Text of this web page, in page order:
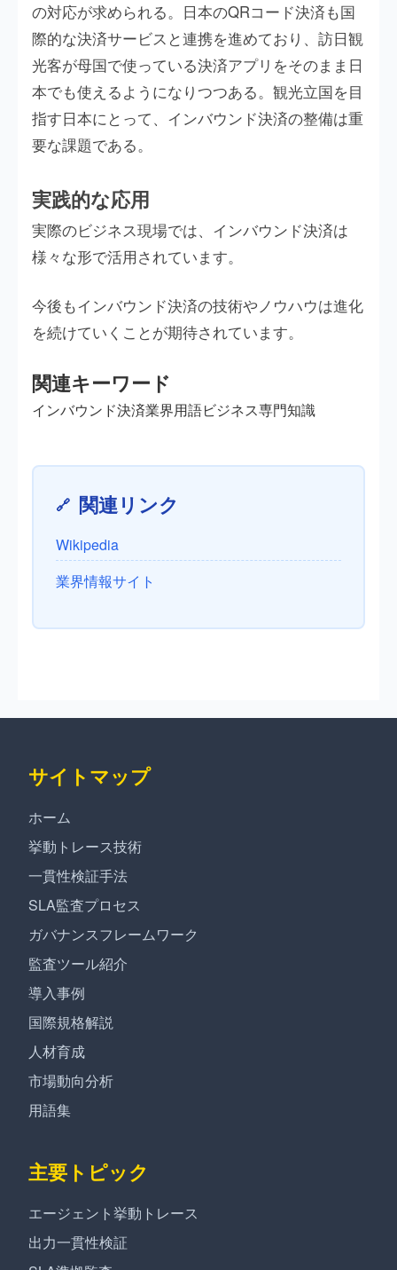
の対応が求められる。日本のQRコード決済も国
際的な決済サービスと連携を進めており、訪日観
光客が母国で使っている決済アプリをそのまま日
本でも使えるようになりつつある。観光立国を目
指す日本にとって、インバウンド決済の整備は重
要な課題である。
実践的な応用
実際のビジネス現場では、インバウンド決済は
様々な形で活用されています。
今後もインバウンド決済の技術やノウハウは進化
を続けていくことが期待されています。
関連キーワード
インバウンド決済業界用語ビジネス専門知識
関連リンク
Wikipedia
業界情報サイト
サイトマップ
ホーム
挙動トレース技術
一貫性検証手法
SLA監査プロセス
ガバナンスフレームワーク
監査ツール紹介
導入事例
国際規格解説
人材育成
市場動向分析
用語集
主要トピック
エージェント挙動トレース
出力一貫性検証